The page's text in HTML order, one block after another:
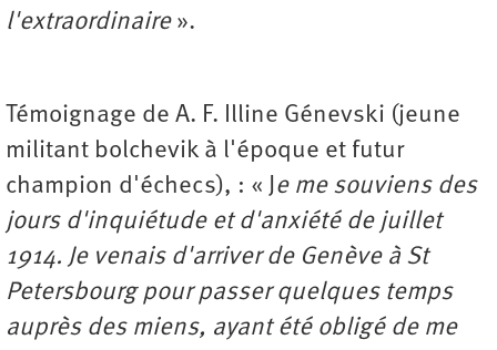
l'extraordinaire ».
Témoignage de A. F. Illine Génevski (jeune
militant bolchevik à l'époque et futur
champion d'échecs), : « Je me souviens des
jours d'inquiétude et d'anxiété de juillet
1914. Je venais d'arriver de Genève à St
Petersbourg pour passer quelques temps
auprès des miens, ayant été obligé de me